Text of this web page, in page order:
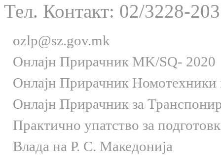
Тел. Контакт: 02/3228-203
ozlp@sz.gov.mk
Онлaјн Прирачник MK/SQ- 2020
Онлаjн Прирачник Номотехники
Онлаjн Прирачник за
Практично упатство за
Влада на Р. С. Македонија